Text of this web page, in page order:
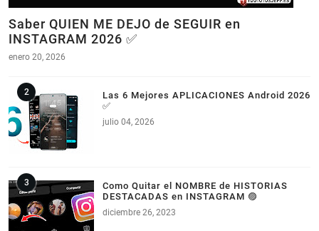
Saber QUIEN ME DEJO de SEGUIR en
INSTAGRAM 2026 ✅
enero 20, 2026
Las 6 Mejores APLICACIONES Android 2026
✅
julio 04, 2026
Como Quitar el NOMBRE de HISTORIAS
DESTACADAS en INSTAGRAM 🟣
diciembre 26, 2023